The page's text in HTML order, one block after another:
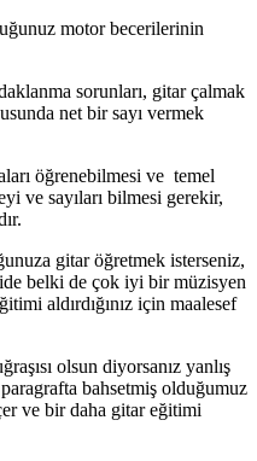
motor becerilerinin
sorunları, gitar çalmak
net bir sayı vermek
öğrenebilmesi ve temel
ve sayıları bilmesi gerekir,
gitar öğretmek isterseniz,
belki de çok iyi bir müzisyen
aldırdığınız için maalesef
olsun diyorsanız yanlış
bahsetmiş olduğumuz
ve bir daha gitar eğitimi